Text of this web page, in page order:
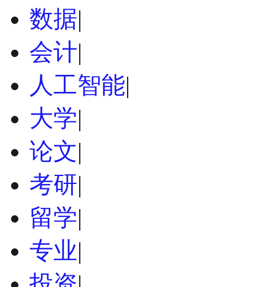
数据|
会计|
人工智能|
大学|
论文|
考研|
留学|
专业|